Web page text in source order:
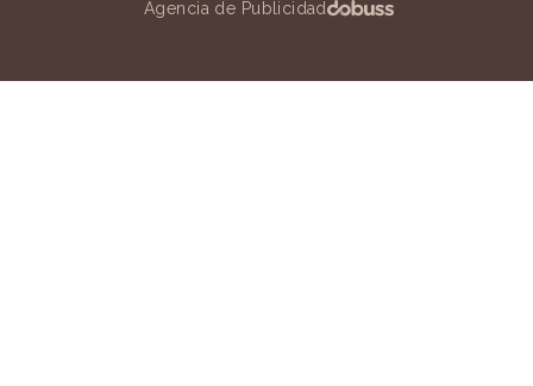
Agencia de Publicidad